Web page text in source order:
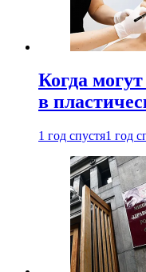
Когда
в
1 год спустя1 год